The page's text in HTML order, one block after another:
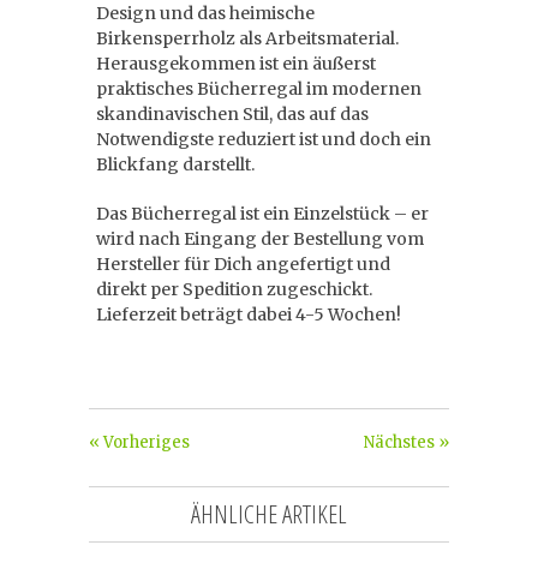
Design und das heimische
Birkensperrholz als Arbeitsmaterial.
Herausgekommen ist ein äußerst
praktisches Bücherregal im modernen
skandinavischen Stil, das auf das
Notwendigste reduziert ist und doch ein
Blickfang darstellt.
Das Bücherregal ist ein Einzelstück – er
wird nach Eingang der Bestellung vom
Hersteller für Dich angefertigt und
direkt per Spedition zugeschickt.
Lieferzeit beträgt dabei 4-5 Wochen!
Nächstes »
« Vorheriges
ÄHNLICHE ARTIKEL